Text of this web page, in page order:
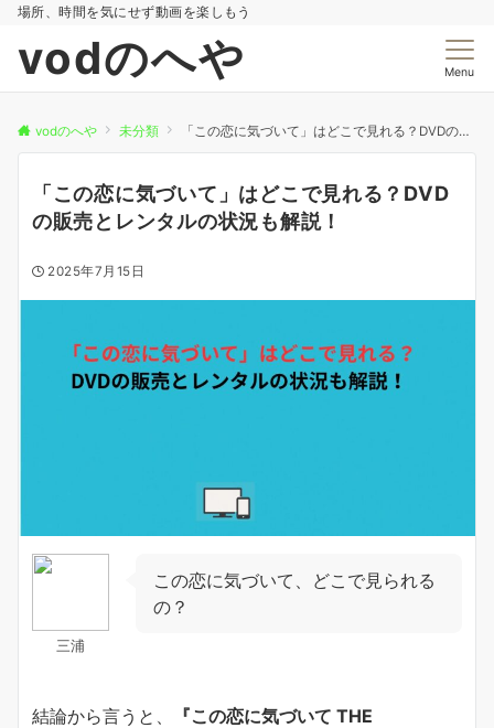
場所、時間を気にせず動画を楽しもう
vodのへや Menu
vodのへや 未分類 「この恋に気づいて」はどこで見れる？DVDの販売とレンタルの状況も解説！
「この恋に気づいて」はどこで見れる？DVD
の販売とレンタルの状況も解説！
2025年7月15日
三浦
この恋に気づいて、どこで見られる
の？
結論から言うと、
『この恋に気づいて THE